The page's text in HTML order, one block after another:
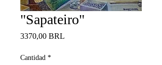
"Sapateiro"
3370,00 BRL
Cantidad *